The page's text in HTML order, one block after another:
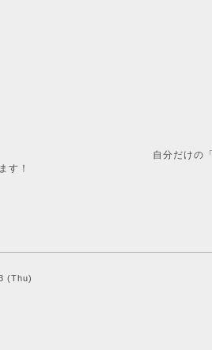
るメンズ美容
す！
(Thu)